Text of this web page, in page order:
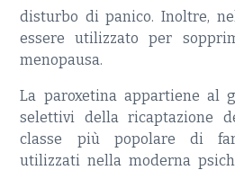
disturbo di panico. Inoltre,
essere utilizzato per
menopausa.
La paroxetina appartiene al
selettivi della ricaptazione
classe più popolare di
utilizzati nella moderna